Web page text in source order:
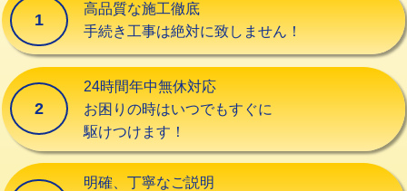
交換・取付(混合水栓（壁付・デッキ
式・ワンホール）)
16,500円+材料費
交換・取付(排水栓・排水トラップ
（P/S/ポップアップ））
交換・取付（その他部品）
持込商品取付（単水栓）
1
高品質な施工徹底
手続き工事は絶対に致しません！
2
24時間年中無休対応
お困りの時はいつでもすぐに
駆けつけます！
明確、丁寧なご説明